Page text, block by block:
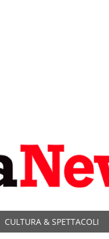
CULTURA & SPETTACOLI